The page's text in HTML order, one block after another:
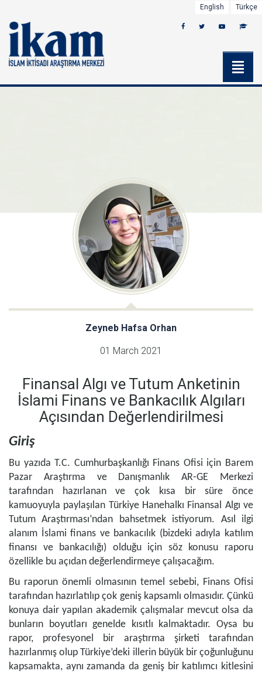
English Türkçe
Zeyneb Hafsa Orhan
01 March 2021
Finansal Algı ve Tutum Anketinin
İslami Finans ve Bankacılık Algıları
Açısından Değerlendirilmesi
Giriş
Bu yazıda T.C. Cumhurbaşkanlığı Finans Ofisi için Barem
Pazar Araştırma ve Danışmanlık AR-GE Merkezi
tarafından hazırlanan ve çok kısa bir süre önce
kamuoyuyla paylaşılan Türkiye Hanehalkı Finansal Algı ve
Tutum Araştırması’ndan bahsetmek istiyorum. Asıl ilgi
alanım İslami finans ve bankacılık (bizdeki adıyla katılım
finansı ve bankacılığı) olduğu için söz konusu raporu
özellikle bu açıdan değerlendirmeye çalışacağım.
Bu raporun önemli olmasının temel sebebi, Finans Ofisi
tarafından hazırlatılıp çok geniş kapsamlı olmasıdır. Çünkü
konuya dair yapılan akademik çalışmalar mevcut olsa da
bunların boyutları genelde kısıtlı kalmaktadır. Oysa bu
rapor, profesyonel bir araştırma şirketi tarafından
hazırlanmış olup Türkiye’deki illerin büyük bir çoğunluğunu
kapsamakta, aynı zamanda da geniş bir katılımcı kitlesini